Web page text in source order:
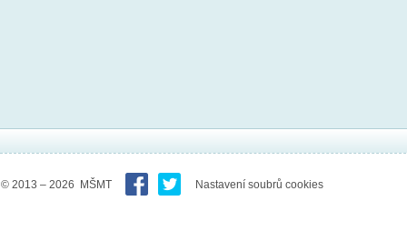
© 2013 – 2026 MŠMT Nastavení soubrů cookies